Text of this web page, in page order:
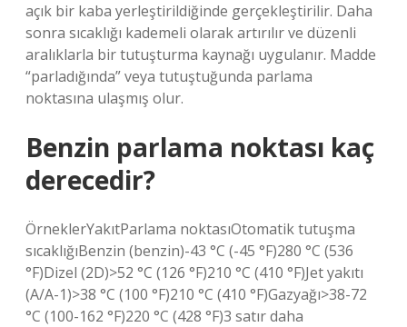
açık bir kaba yerleştirildiğinde gerçekleştirilir. Daha
sonra sıcaklığı kademeli olarak artırılır ve düzenli
aralıklarla bir tutuşturma kaynağı uygulanır. Madde
“parladığında” veya tutuştuğunda parlama
noktasına ulaşmış olur.
Benzin parlama noktası kaç
derecedir?
ÖrneklerYakıtParlama noktasıOtomatik tutuşma
sıcaklığıBenzin (benzin)-43 °C (-45 °F)280 °C (536
°F)Dizel (2D)>52 °C (126 °F)210 °C (410 °F)Jet yakıtı
(A/A-1)>38 °C (100 °F)210 °C (410 °F)Gazyağı>38-72
°C (100-162 °F)220 °C (428 °F)3 satır daha